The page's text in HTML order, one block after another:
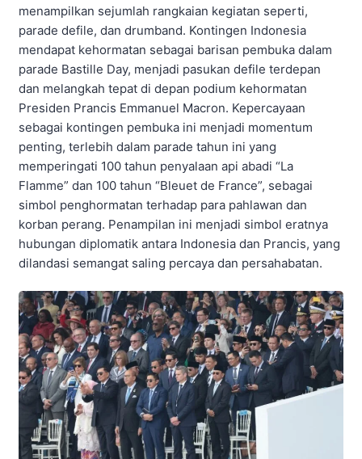
menampilkan sejumlah rangkaian kegiatan seperti,
parade defile, dan drumband. Kontingen Indonesia
mendapat kehormatan sebagai barisan pembuka dalam
parade Bastille Day, menjadi pasukan defile terdepan
dan melangkah tepat di depan podium kehormatan
Presiden Prancis Emmanuel Macron. Kepercayaan
sebagai kontingen pembuka ini menjadi momentum
penting, terlebih dalam parade tahun ini yang
memperingati 100 tahun penyalaan api abadi “La
Flamme” dan 100 tahun “Bleuet de France”, sebagai
simbol penghormatan terhadap para pahlawan dan
korban perang. Penampilan ini menjadi simbol eratnya
hubungan diplomatik antara Indonesia dan Prancis, yang
dilandasi semangat saling percaya dan persahabatan.